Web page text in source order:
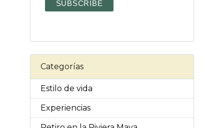
Categorías
Estilo de vida
Experiencias